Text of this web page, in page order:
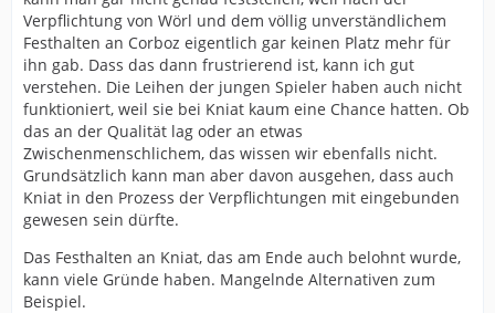
Und wenn Kniat tatsächlich derart überschätzt gewesen
sein soll, wie es jetzt gerne dargestellt wird, wirft das
automatisch auch Fragen an Mutzel auf. Er hat Kniat
schließlich verpflichtet, ihm den Kader
zusammengestellt und trotz der offensichtlichen
Probleme über einen langen Zeitraum das Vertrauen
ausgesprochen. Wenn die Defizite so eindeutig und
gravierend waren, warum wurde dann nicht früher
gehandelt und der Klassenerhalt riskiert? Entweder war
Kniats Arbeit nicht annähernd so schlecht, wie sie nun
rückblickend gemacht wird und er hatte einen großen
Anteil am Erfolg, oder die sportliche Führung hat die
Lage völlig falsch eingeschätzt und zu spät reagiert.
Beides entlastet Mutzel jedenfalls nicht.
Verpflichtung von Wörl und dem völlig unverständlichem
Festhalten an Corboz eigentlich gar keinen Platz mehr für
ihn gab. Dass das dann frustrierend ist, kann ich gut
verstehen. Die Leihen der jungen Spieler haben auch nicht
funktioniert, weil sie bei Kniat kaum eine Chance hatten. Ob
das an der Qualität lag oder an etwas
Zwischenmenschlichem, das wissen wir ebenfalls nicht.
Grundsätzlich kann man aber davon ausgehen, dass auch
Kniat in den Prozess der Verpflichtungen mit eingebunden
gewesen sein dürfte.
Das Festhalten an Kniat, das am Ende auch belohnt wurde,
kann viele Gründe haben. Mangelnde Alternativen zum
Beispiel.